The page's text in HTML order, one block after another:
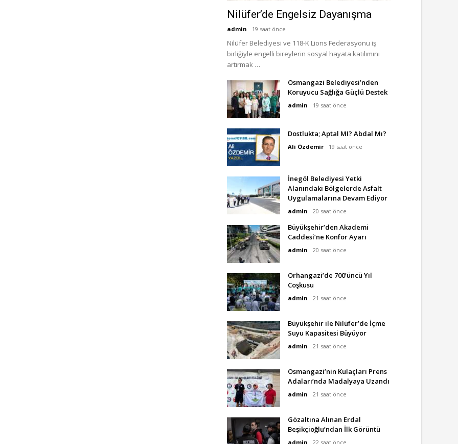
Nilüfer’de Engelsiz Dayanışma
admin 19 saat önce
Nilüfer Belediyesi ve 118-K Lions Federasyonu iş
birliğiyle engelli bireylerin sosyal hayata katılımını
artırmak …
Osmangazi Belediyesi’nden
Koruyucu Sağlığa Güçlü Destek
admin 19 saat önce
Dostlukta; Aptal MI? Abdal Mı?
Ali Özdemir 19 saat önce
İnegöl Belediyesi Yetki
Alanındaki Bölgelerde Asfalt
Uygulamalarına Devam Ediyor
admin 20 saat önce
Büyükşehir’den Akademi
Caddesi’ne Konfor Ayarı
admin 20 saat önce
Orhangazi’de 700’üncü Yıl
Coşkusu
admin 21 saat önce
Büyükşehir ile Nilüfer’de İçme
Suyu Kapasitesi Büyüyor
admin 21 saat önce
Osmangazi’nin Kulaçları Prens
Adaları’nda Madalyaya Uzandı
admin 21 saat önce
Gözaltına Alınan Erdal
Beşikçioğlu’ndan İlk Görüntü
admin 22 saat önce